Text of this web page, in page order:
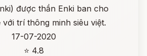
được thần Enki ban cho
trí thông minh siêu việt.
17-07-2020
⭐ 4.8